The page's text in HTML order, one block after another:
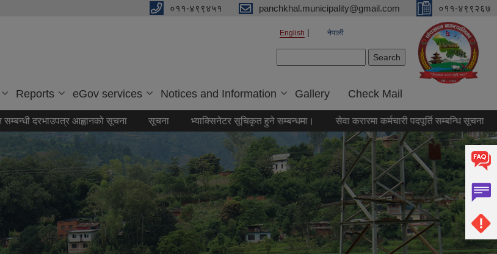
०११-४९९४५१ panchkhal.municipality@gmail.com ०११-४९९२६७
English नेपाली
Reports eGov services Notices and Information Gallery Check Mail
आह्वानको सूचना सूचना भ्याक्सिनेटर सूचिकृत हुने सम्बन्धमा। सेवा करारमा कर्मचारी पदपूर्ति सम्बन्धि सूचना